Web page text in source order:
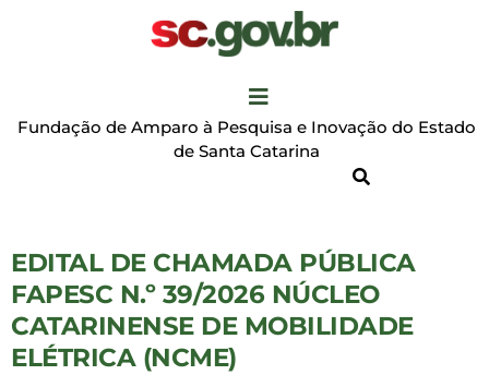
Fundação de Amparo à Pesquisa e Inovação do Estado
de Santa Catarina
EDITAL DE CHAMADA PÚBLICA
FAPESC N.º 39/2026 NÚCLEO
CATARINENSE DE MOBILIDADE
ELÉTRICA (NCME)